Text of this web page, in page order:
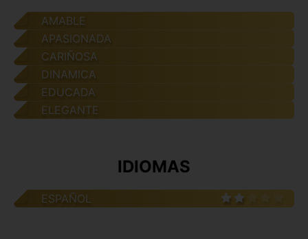
AMABLE
APASIONADA
CARIÑOSA
DINAMICA
EDUCADA
ELEGANTE
IDIOMAS
ESPAÑOL